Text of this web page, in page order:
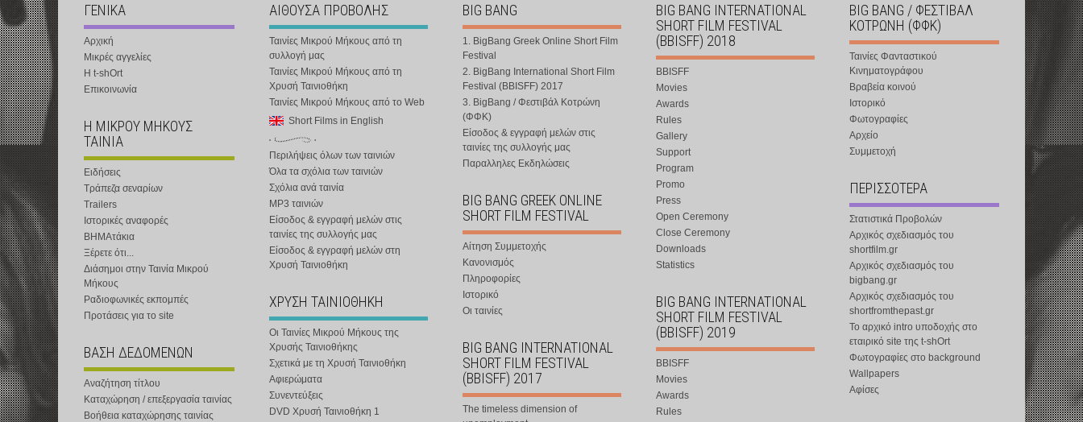
ΓΕΝΙΚΑ
Αρχική
Μικρές αγγελίες
Η t-shOrt
Επικοινωνία
Η ΜΙΚΡΟΥ ΜΗΚΟΥΣ
ΤΑΙΝΙΑ
Ειδήσεις
Τράπεζα σεναρίων
Trailers
Ιστορικές αναφορές
ΒΗΜΑτάκια
Ξέρετε ότι...
Διάσημοι στην Ταινία Μικρού
Μήκους
Ραδιοφωνικές εκπομπές
Προτάσεις για το site
ΒΑΣΗ ΔΕΔΟΜΕΝΩΝ
Αναζήτηση τίτλου
Καταχώρηση / επεξεργασία ταινίας
Βοήθεια καταχώρησης ταινίας
ΑΙΘΟΥΣΑ ΠΡΟΒΟΛΗΣ
Ταινίες Μικρού Μήκους από τη
συλλογή μας
Ταινίες Μικρού Μήκους από τη
Χρυσή Ταινιοθήκη
Ταινίες Μικρού Μήκους από το Web
Short Films in English
Περιλήψεις όλων των ταινιών
Όλα τα σχόλια των ταινιών
Σχόλια ανά ταινία
MP3 ταινιών
Είσοδος & εγγραφή μελών στις
ταινίες της συλλογής μας
Είσοδος & εγγραφή μελών στη
Χρυσή Ταινιοθήκη
ΧΡΥΣΗ ΤΑΙΝΙΟΘΗΚΗ
Οι Ταινίες Μικρού Μήκους της
Χρυσής Ταινιοθήκης
Σχετικά με τη Χρυσή Ταινιοθήκη
Αφιερώματα
Συνεντεύξεις
DVD Χρυσή Ταινιοθήκη 1
BIG BANG
1. BigBang Greek Online Short Film
Festival
2. BigBang International Short Film
Festival (BBISFF) 2017
3. BigBang / Φεστιβάλ Κοτρώνη
(ΦΦΚ)
Είσοδος & εγγραφή μελών στις
ταινίες της συλλογής μας
Παραλληλες Εκδηλώσεις
BIG BANG GREEK ONLINE
SHORT FILM FESTIVAL
Αίτηση Συμμετοχής
Κανονισμός
Πληροφορίες
Ιστορικό
Οι ταινίες
BIG BANG INTERNATIONAL
SHORT FILM FESTIVAL
(BBISFF) 2017
The timeless dimension of
BIG BANG INTERNATIONAL
SHORT FILM FESTIVAL
(BBISFF) 2018
BBISFF
Movies
Awards
Rules
Gallery
Support
Program
Promo
Press
Open Ceremony
Close Ceremony
Downloads
Statistics
BIG BANG INTERNATIONAL
SHORT FILM FESTIVAL
(BBISFF) 2019
BBISFF
Movies
Awards
Rules
BIG BANG / ΦΕΣΤΙΒΑΛ
ΚΟΤΡΩΝΗ (ΦΦΚ)
Ταινίες Φανταστικού
Κινηματογράφου
Βραβεία κοινού
Ιστορικό
Φωτογραφίες
Αρχείο
Συμμετοχή
ΠΕΡΙΣΣΟΤΕΡΑ
Στατιστικά Προβολών
Αρχικός σχεδιασμός του
shortfilm.gr
Αρχικός σχεδιασμός του
bigbang.gr
Αρχικός σχεδιασμός του
shortfromthepast.gr
Το αρχικό intro υποδοχής στο
εταιρικό site της t-shOrt
Φωτογραφίες στο background
Wallpapers
Αφίσες